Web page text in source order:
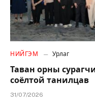
НИЙГЭМ Урлаг
Таван орны
соёлтой танилцав
31/07/2026